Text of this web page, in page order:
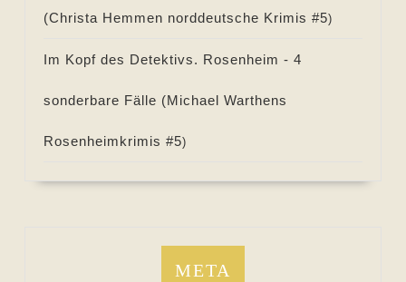
(Christa Hemmen norddeutsche Krimis #5)
Im Kopf des Detektivs. Rosenheim - 4
sonderbare Fälle (Michael Warthens
Rosenheimkrimis #5)
META